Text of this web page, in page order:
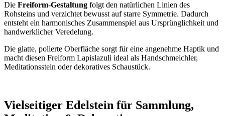
Die Freiform-Gestaltung folgt den natürlichen Linien des
Rohsteins und verzichtet bewusst auf starre Symmetrie. Dadurch
entsteht ein harmonisches Zusammenspiel aus Ursprünglichkeit und
handwerklicher Veredelung.
Die glatte, polierte Oberfläche sorgt für eine angenehme Haptik und
macht diesen Freiform Lapislazuli ideal als Handschmeichler,
Meditationsstein oder dekoratives Schaustück.
Vielseitiger Edelstein für Sammlung,